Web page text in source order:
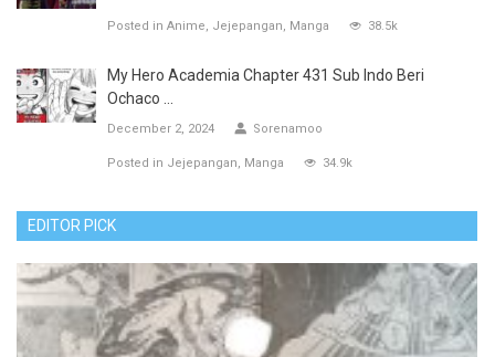
Posted in Anime Jejepangan Manga 38.5k
My Hero Academia Chapter 431 Sub Indo Beri
Ochaco ...
December 2, 2024 Sorenamoo
Posted in Jejepangan Manga 34.9k
EDITOR PICK